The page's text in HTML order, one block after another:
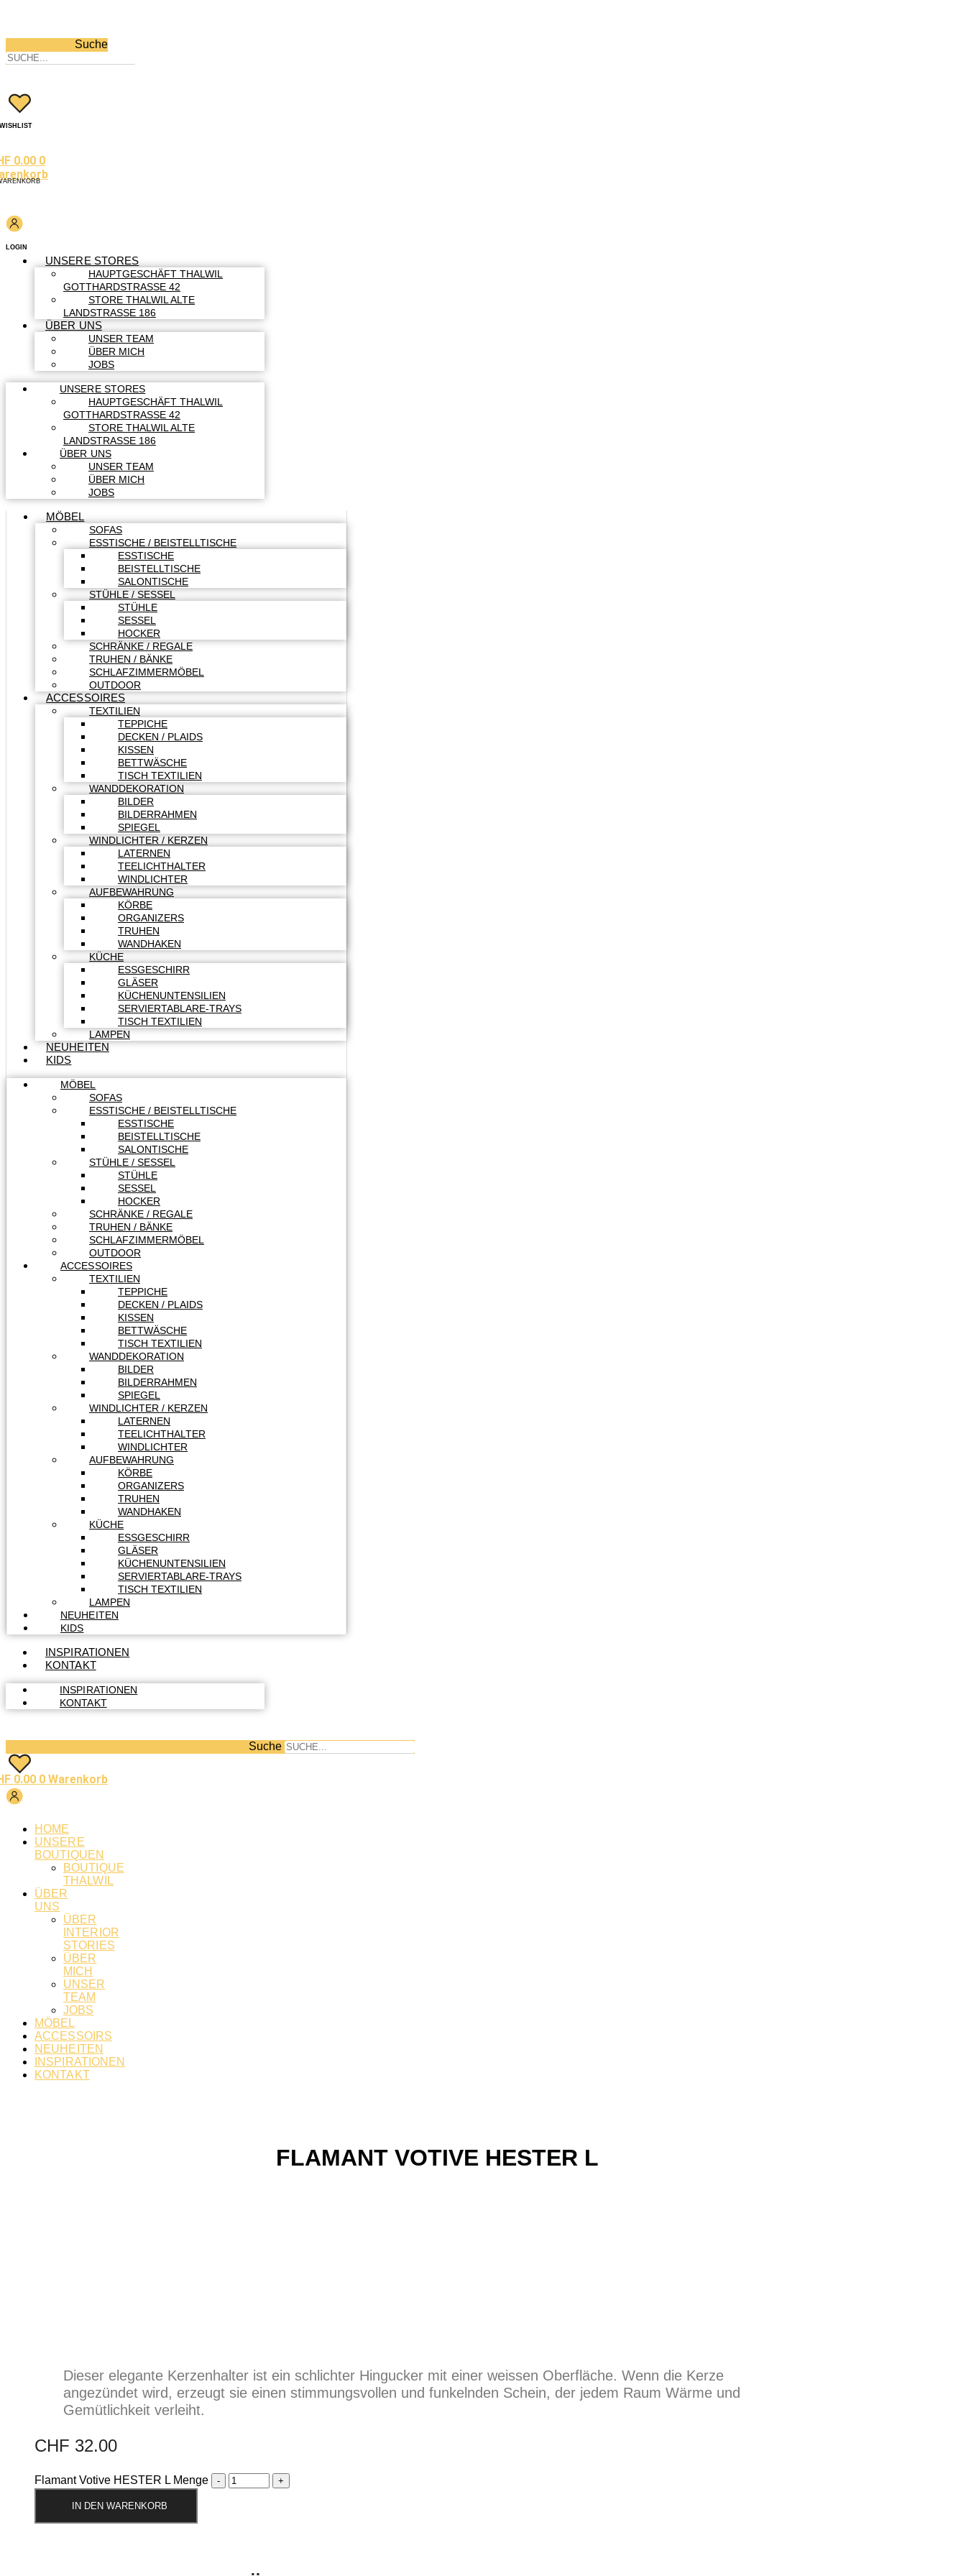
Suche
WISHLIST
0.00 0
LOGIN
UNSERE STORES
HAUPTGESCHÄFT THALWIL
GOTTHARDSTRASSE 42
STORE THALWIL ALTE
LANDSTRASSE 186
ÜBER UNS
UNSER TEAM
ÜBER MICH
JOBS
UNSERE STORES
HAUPTGESCHÄFT THALWIL
GOTTHARDSTRASSE 42
STORE THALWIL ALTE
LANDSTRASSE 186
ÜBER UNS
UNSER TEAM
ÜBER MICH
JOBS
MÖBEL
SOFAS
ESSTISCHE / BEISTELLTISCHE
ESSTISCHE
BEISTELLTISCHE
SALONTISCHE
STÜHLE / SESSEL
STÜHLE
SESSEL
HOCKER
SCHRÄNKE / REGALE
TRUHEN / BÄNKE
SCHLAFZIMMERMÖBEL
OUTDOOR
ACCESSOIRES
TEXTILIEN
TEPPICHE
DECKEN / PLAIDS
KISSEN
BETTWÄSCHE
TISCH TEXTILIEN
WANDDEKORATION
BILDER
BILDERRAHMEN
SPIEGEL
WINDLICHTER / KERZEN
LATERNEN
TEELICHTHALTER
WINDLICHTER
AUFBEWAHRUNG
KÖRBE
ORGANIZERS
TRUHEN
WANDHAKEN
KÜCHE
ESSGESCHIRR
GLÄSER
KÜCHENUNTENSILIEN
SERVIERTABLARE-TRAYS
TISCH TEXTILIEN
LAMPEN
NEUHEITEN
KIDS
MÖBEL
SOFAS
ESSTISCHE / BEISTELLTISCHE
ESSTISCHE
BEISTELLTISCHE
SALONTISCHE
STÜHLE / SESSEL
STÜHLE
SESSEL
HOCKER
SCHRÄNKE / REGALE
TRUHEN / BÄNKE
SCHLAFZIMMERMÖBEL
OUTDOOR
ACCESSOIRES
TEXTILIEN
TEPPICHE
DECKEN / PLAIDS
KISSEN
BETTWÄSCHE
TISCH TEXTILIEN
WANDDEKORATION
BILDER
BILDERRAHMEN
SPIEGEL
WINDLICHTER / KERZEN
LATERNEN
TEELICHTHALTER
WINDLICHTER
AUFBEWAHRUNG
KÖRBE
ORGANIZERS
TRUHEN
WANDHAKEN
KÜCHE
ESSGESCHIRR
GLÄSER
KÜCHENUNTENSILIEN
SERVIERTABLARE-TRAYS
TISCH TEXTILIEN
LAMPEN
NEUHEITEN
KIDS
INSPIRATIONEN
KONTAKT
INSPIRATIONEN
KONTAKT
Suche
0.00 0 Warenkorb
HOME
UNSERE
BOUTIQUEN
BOUTIQUE
THALWIL
ÜBER
UNS
ÜBER
INTERIOR
STORIES
ÜBER
MICH
UNSER
TEAM
JOBS
MÖBEL
ACCESSOIRS
NEUHEITEN
INSPIRATIONEN
KONTAKT
FLAMANT VOTIVE HESTER L
Dieser elegante Kerzenhalter ist ein schlichter Hingucker mit einer weissen Oberfläche. Wenn die Kerze
angezündet wird, erzeugt sie einen stimmungsvollen und funkelnden Schein, der jedem Raum Wärme und
Gemütlichkeit verleiht.
CHF 32.00
Flamant Votive HESTER L Menge
IN DEN WARENKORB